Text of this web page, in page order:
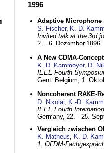
1996
Adaptive Microphone
S. Fischer, K.-D.
Invited talk at the 3rd
2. - 6. Dezember 1996
A New CDMA-
K.-D. Kammeyer, D.
IEEE Fourth
Gent, Belgium, 1.
Noncoherent RAKE-
D. Nikolai, K.-D.
IEEE Fourth
Germany, 22. - 25.
Vergleich zwischen
K. Matheus, K.-D.
1. OFDM-